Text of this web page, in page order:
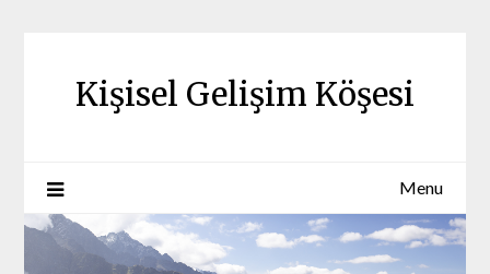
Kişisel Gelişim Köşesi
Menu